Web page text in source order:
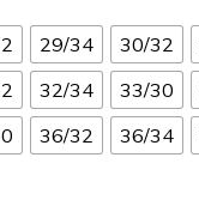
29/34 30/32
32/34 33/30
36/32 36/34